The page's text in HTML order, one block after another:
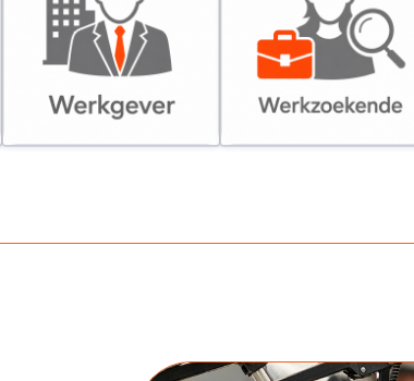
Werkgever Werkzoekende